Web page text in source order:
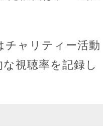
チャリティー活動
視聴率を記録し